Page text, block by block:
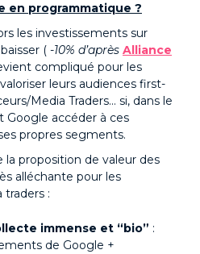
en programmatique ?
les investissements sur
( -10% d’après Alliance
compliqué pour les
leurs audiences first-
Media Traders... si, dans le
Google accéder à ces
propres segments.
proposition de valeur des
alléchante pour les
traders :
immense et “bio” :
de Google +